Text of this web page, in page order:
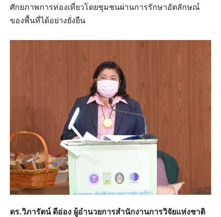
ศักยภาพการท่องเที่ยวโดยชุมชนผ่านการรักษาอัตลักษณ์
ของพื้นที่ได้อย่างยั่งยืน
ดร.วิภารัตน์ ดีอ่อง ผู้อำนวยการสำนักงานการวิจัยแห่งชาติ